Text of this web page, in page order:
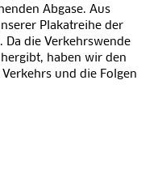
Abgase. Aus
Plakatreihe der
Da die Verkehrswende
haben wir den
und die Folgen